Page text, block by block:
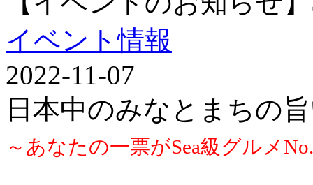
イベント情報
2022-11-07
日本中のみなとまちの
～あなたの一票がSea級グルメ